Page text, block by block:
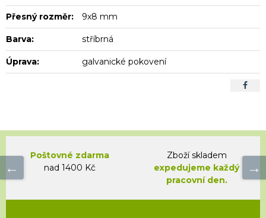
Přesný rozměr: 9x8 mm
Barva: stříbrná
Úprava: galvanické pokovení
Poštovné zdarma
nad 1400 Kč
Zboží skladem
expedujeme každý
pracovní den.